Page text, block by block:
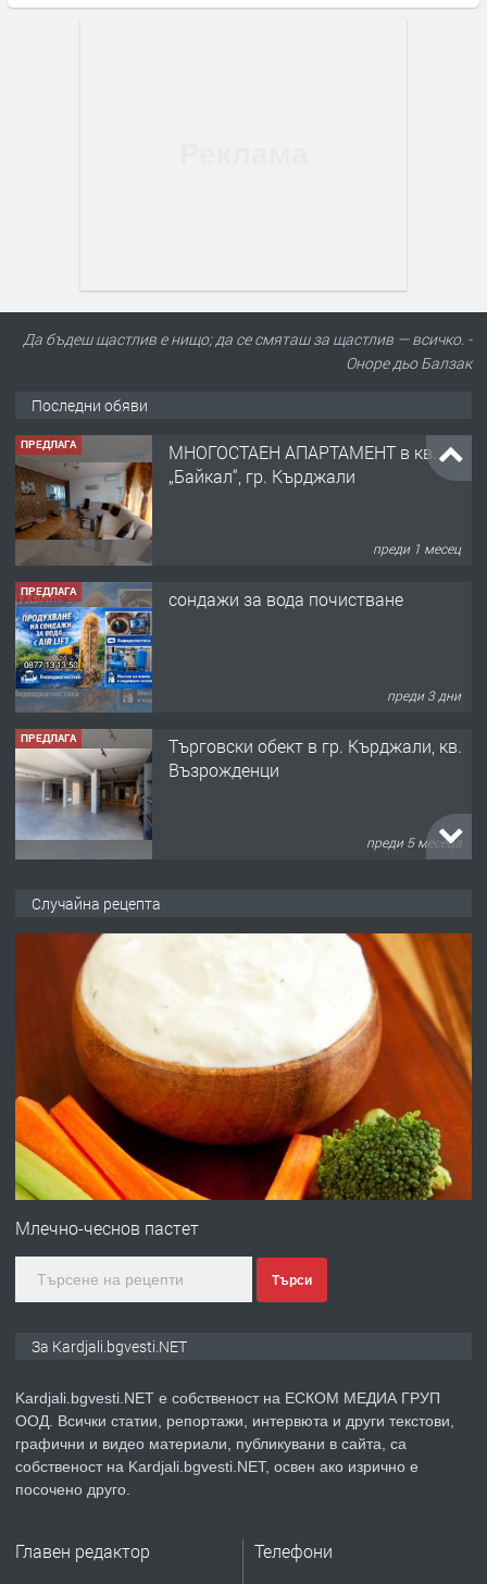
Да бъдеш щастлив е нищо; да се смяташ за щастлив — всичко. -
Оноре дьо Балзак
Последни обяви
ПРЕДЛАГА
МНОГОСТАЕН АПАРТАМЕНТ в кв.
„Байкал“, гр. Кърджали
преди 1 месец
ПРЕДЛАГА сондажи за вода почистване
преди 3 дни
ПРЕДЛАГА
Tърговски обект в гр. Кърджали, кв.
Възрожденци
преди 5 месеца
преди 6 месеца
Заведение /ресторант, бистро/ в с.
Чакаларово, община Кирково
преди 7 месеца
ПРЕДЛАГА
Гараж под наем в супер център
на язовир Студен кладенец 331м2 |
преди 1 година
ПРЕДЛАГА
Курс
Случайна рецепта
Млечно-чеснов пастет
Търси
За Kardjali.bgvesti.NET
Kardjali.bgvesti.NET е собственост на ЕСКОМ МЕДИА ГРУП
ООД. Всички статии, репортажи, интервюта и други текстови,
графични и видео материали, публикувани в сайта, са
собственост на Kardjali.bgvesti.NET, освен ако изрично е
посочено друго.
Главен редактор Телефони